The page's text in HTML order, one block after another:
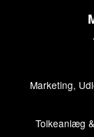
Marketing,
Tolkeanlæg